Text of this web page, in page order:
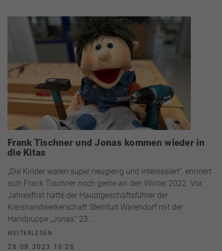
Frank Tischner und Jonas kommen wieder in
die Kitas
„Die Kinder waren super neugierig und interessiert“, erinnert
sich Frank Tischner noch gerne an den Winter 2022. Vor
Jahresfrist hatte der Hauptgeschäftsführer der
Kreishandwerkerschaft Steinfurt Warendorf mit der
Handpuppe „Jonas“ 23…
WEITERLESEN
28.08.2023 16:26